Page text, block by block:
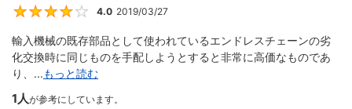
4
4.0 2019/03/27
輸入機械の既存部品として使われているエンドレスチェーンの劣
化交換時に同じものを手配しようとすると非常に高価なものであ
り、...もっと読む
1人が参考にしています。